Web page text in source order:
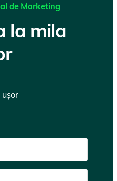
de Marketing
la mila